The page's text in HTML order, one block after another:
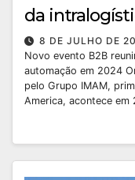
da
8 DE JULHO DE
Novo evento B2B
automação em 2024
pelo Grupo IMAM,
America, acontece em